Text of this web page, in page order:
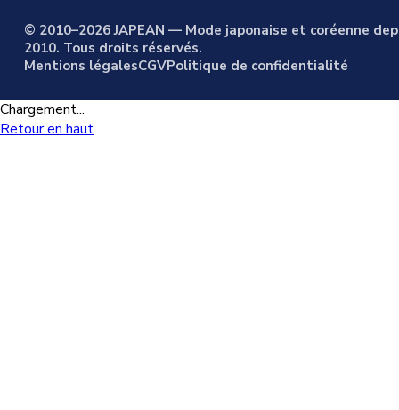
© 2010–2026 JAPEAN — Mode japonaise et coréenne
2010. Tous droits réservés.
Mentions légalesCGVPolitique de confidentialité
Chargement...
Retour en haut